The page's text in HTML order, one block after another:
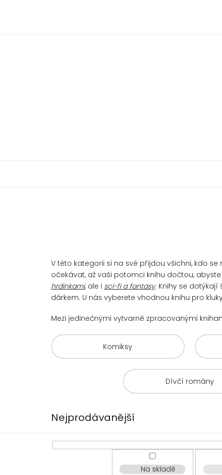
V této kategorii si na své přijdou všichni, kdo
očekávat, až vaši potomci knihu dočtou,
hrdinkami, ale i sci-fi a fantasy. Knihy se
dárkem. U nás vyberete vhodnou knihu pro
Mezi jedinečnými vytvarně zpracovanými
Komiksy
Dívčí romány
Nejprodávanější
Na skladě